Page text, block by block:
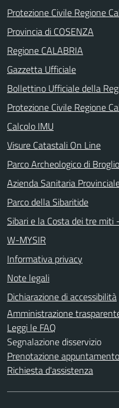
Protezione Civile Regione
Provincia di COSENZA
Regione CALABRIA
Gazzetta Ufficiale
Bollettino Ufficiale della
Protezione Civile Regione
Calcolo IMU
Visure Catastali On Line
Parco Archeologico di Broglio
Azienda Sanitaria
Parco della Sibaritide
Sibari e la Costa dei tre miti
W-MYSIR
Informativa privacy
Note legali
Dichiarazione di accessibilità
Amministrazione
Leggi le FAQ
Segnalazione disservizio
Prenotazione appuntamento
Richiesta d'assistenza